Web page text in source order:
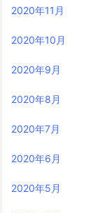
2020年11月
2020年10月
2020年9月
2020年8月
2020年7月
2020年6月
2020年5月